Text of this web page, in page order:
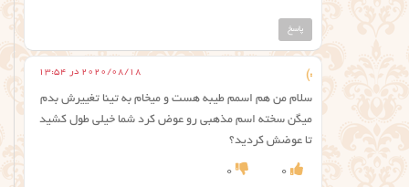
پاسخ
:) 2020/08/18 در 13:54
سلام من هم اسمم طیبه هست و میخام به تینا تغییرش بدم
میگن سخته اسم مذهبی رو عوض کرد شما خیلی طول کشید
تا عوضش کردید؟
0
0